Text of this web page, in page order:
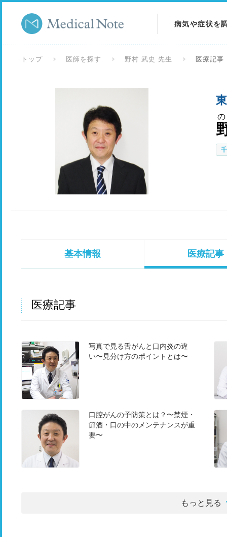
病気や症状を
検査を調べる
トップ 医師を探す 野村 武史 先生 医療記事
基本情報 医療記事
医療記事
写真で見る舌がんと口内炎の違
い〜見分け方のポイントとは〜
口腔がんの予防策とは？〜禁煙・
節酒・口の中のメンテナンスが重
要〜
もっと見る